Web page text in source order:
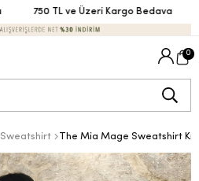
750 TL ve Üzeri Kargo Bedava
0
Sweatshirt The Mia Mage Sweatshirt